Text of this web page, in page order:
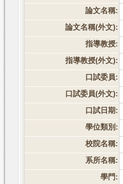
論文名稱:
論文名稱(外文):
指導教授:
指導教授(外文):
口試委員:
口試委員(外文):
口試日期:
學位類別:
校院名稱:
系所名稱:
學門: